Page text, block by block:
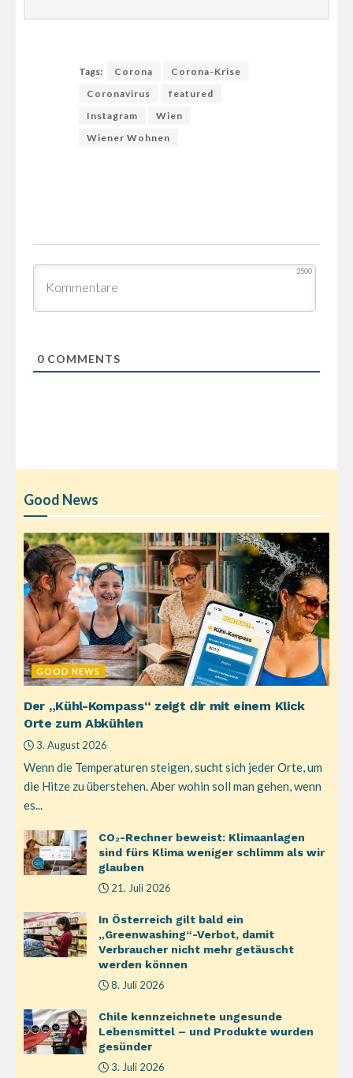
Tags: Corona
Corona-Krise
Coronavirus
featured
Instagram
Wien
Wiener Wohnen
2500
0COMMENTS
Good News
GOOD NEWS
Der „Kühl-Kompass“ zeigt dir mit einem Klick
Orte zum Abkühlen
3. August 2026
Wenn die Temperaturen steigen, sucht sich jeder Orte, um
die Hitze zu überstehen. Aber wohin soll man gehen, wenn
es...
CO₂-Rechner beweist: Klimaanlagen
sind fürs Klima weniger schlimm als wir
glauben
21. Juli 2026
In Österreich gilt bald ein
„Greenwashing“-Verbot, damit
Verbraucher nicht mehr getäuscht
werden können
8. Juli 2026
Chile kennzeichnete ungesunde
Lebensmittel – und Produkte wurden
gesünder
3. Juli 2026